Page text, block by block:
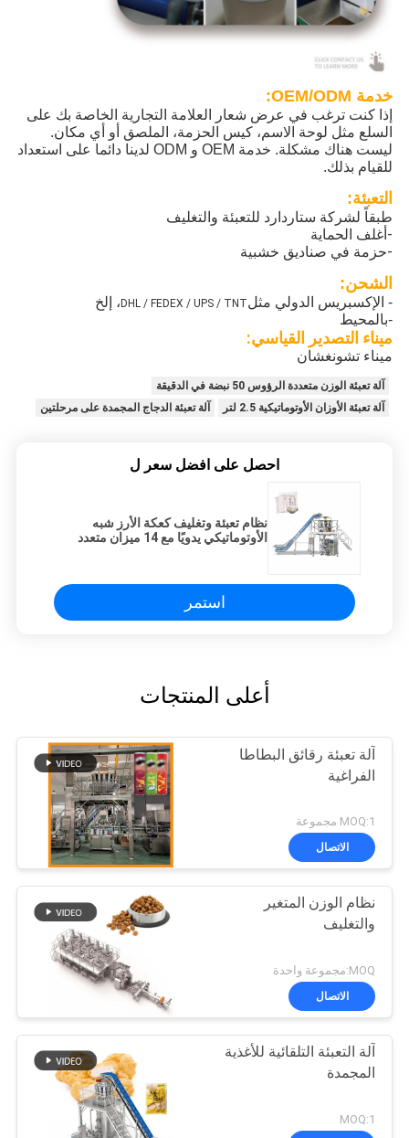
خدمة OEM/ODM:
إذا كنت ترغب في عرض شعار العلامة التجارية الخاصة بك على
السلع مثل لوحة الاسم، كيس الحزمة، الملصق أو أي مكان.
ليست هناك مشكلة. خدمة OEM و ODM لدينا دائما على استعداد
للقيام بذلك.
التعبئة:
طبقاً لشركة ستاردارد للتعبئة والتغليف
-أغلف الحماية
-حزمة في صناديق خشبية
الشحن:
- الإكسبريس الدولي مثلDHL / FEDEX / UPS / TNT، إلخ
-بالمحيط
ميناء التصدير القياسي:
ميناء تشونغشان
آلة تعبئة الوزن متعددة الرؤوس 50 نبضة في الدقيقة
آلة تعبئة الأوزان الأوتوماتيكية 2.5 لتر
آلة تعبئة الدجاج المجمدة على مرحلتين
احصل على افضل سعر ل
نظام تعبئة وتغليف كعكة الأرز شبه
الأوتوماتيكي يدويًا مع 14 ميزان متعدد
استمر
أعلى المنتجات
آلة تعبئة رقائق البطاطا
الفراغية
MOQ:1 مجموعة
الاتصال
نظام الوزن المتغير
والتغليف
MOQ:مجموعة واحدة
الاتصال
آلة التعبئة التلقائية للأغذية
المجمدة
MOQ:1